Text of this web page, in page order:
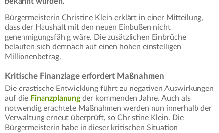
Bürgermeisterin Christine Klein erklärt in einer Mitteilung,
dass der Haushalt mit den neuen Einbußen nicht
genehmigungsfähig wäre. Die zusätzlichen Einbrüche
belaufen sich demnach auf einen hohen einstelligen
Millionenbetrag.
Kritische Finanzlage erfordert Maßnahmen
Die drastische Entwicklung führt zu negativen Auswirkungen
auf die Finanzplanungder kommenden Jahre. Auch als
notwendig erachtete Maßnahmen werden nun innerhalb der
Verwaltung erneut überprüft, so Christine Klein. Die
Bürgermeisterin habe in dieser kritischen Situation